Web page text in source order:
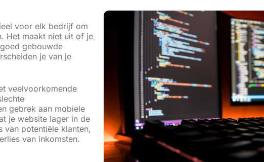
voor elk bedrijf om
Het maakt niet uit of je
gebouwde
je van je
veelvoorkomende
gebrek aan mobiele
je website lager in de
van potentiële klanten,
van inkomsten.